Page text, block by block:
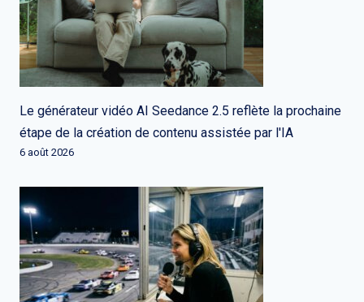
Le générateur vidéo AI Seedance 2.5 reflète la prochaine
étape de la création de contenu assistée par l'IA
6 août 2026